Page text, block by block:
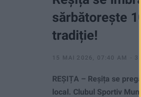
sărbătorește
tradiție!
15 MAI 2026, 07:40 AM 3
REȘIȚA – Reșița se
local. Clubul Sportiv